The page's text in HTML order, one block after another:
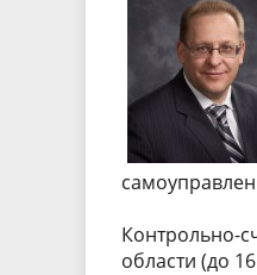
Порядок
Контрольно-
области (до